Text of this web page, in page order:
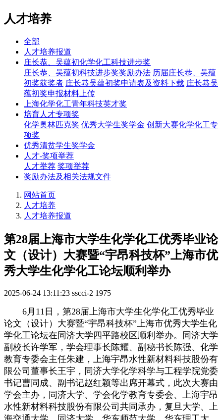
人才培养
全部
人才培养报道
庄长恭、吴蕴初化学化工科技进步奖
庄长恭、吴蕴初科技进步奖奖励办法 历届庄长恭、吴蕴
初奖获奖者 庄长恭吴蕴初奖申请表及资料下载 庄长恭吴
蕴初奖申报材料上传
上海化学化工青年科技英才奖
培育人才专项奖
化学奥林匹克奖 优秀大学生奖学金 创新大赛化学化工专
项奖
优秀清贫学生奖学金
人才-奖项举荐
人才举荐 奖项举荐
奖励办法及相关法规文件
网站首页
人才培养
人才培养报道
第28届上海市大学生化学化工优秀毕业论
文（设计）大赛暨“宇昂科技杯”上海市优
秀大学生化学化工论坛顺利举办
2025-06-24 13:11:23 sscci-2 1975
6月11日，第28届上海市大学生化学化工优秀毕业
论文（设计）大赛暨“宇昂科技杯”上海市优秀大学生化
学化工论坛在同济大学四平路校区顺利举办。同济大学
副校长许学军，学会理事长陈耀、副秘书长陈强、化学
教育专委会主任朱建，上海宇昂水性新材料科技股份有
限公司董事长王宇，同济大学化学科学与工程学院党委
书记曹同成、副书记赵红颖等出席开幕式，此次大赛由
学会主办，同济大学、学会化学教育专委会、上海宇昂
水性新材料科技股份有限公司共同承办，复旦大学、上